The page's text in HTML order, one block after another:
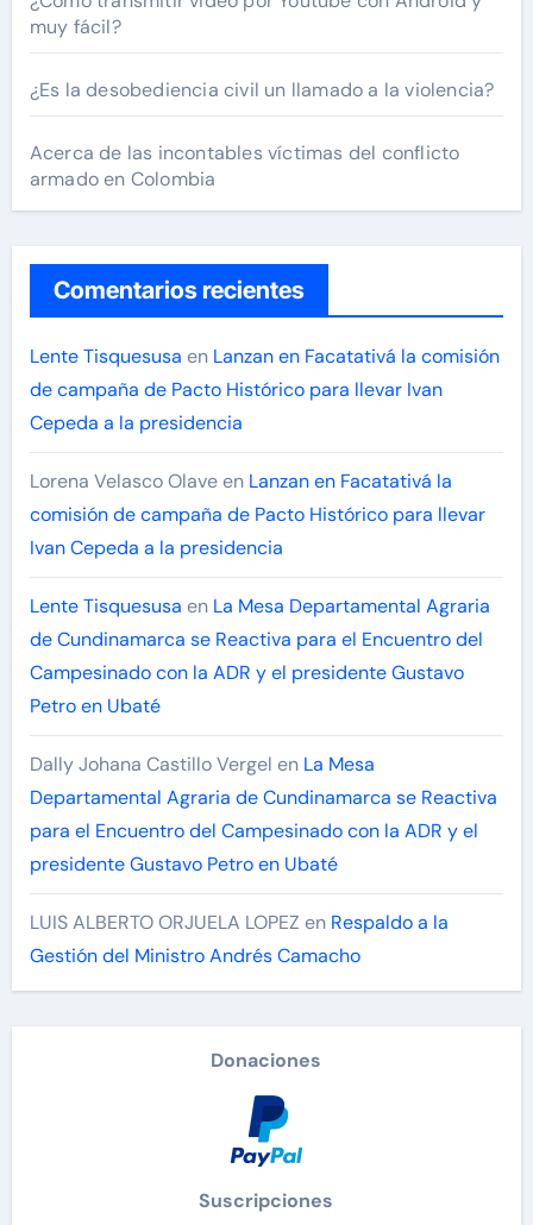
muy fácil?
¿Es la desobediencia civil un llamado a la violencia?
Acerca de las incontables víctimas del conflicto
armado en Colombia
Comentarios recientes
Lente Tisquesusa en Lanzan en Facatativá la comisión
de campaña de Pacto Histórico para llevar Ivan
Cepeda a la presidencia
Lorena Velasco Olaveen Lanzan en Facatativá la
comisión de campaña de Pacto Histórico para llevar
Ivan Cepeda a la presidencia
Lente Tisquesusa en La Mesa Departamental Agraria
de Cundinamarca se Reactiva para el Encuentro del
Campesinado con la ADR y el presidente Gustavo
Petro en Ubaté
Dally Johana Castillo Vergel en La Mesa
Departamental Agraria de Cundinamarca se Reactiva
para el Encuentro del Campesinado con la ADR y el
presidente Gustavo Petro en Ubaté
LUIS ALBERTO ORJUELA LOPEZ en Respaldo a la
Gestión del Ministro Andrés Camacho
Donaciones
Suscripciones